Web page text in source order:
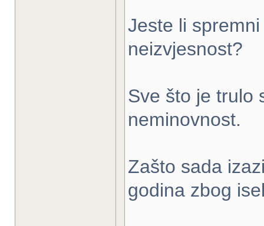
Jeste li
neizvjesnost?
Sve što je trulo
neminovnost.
Zašto sada
godina zbog